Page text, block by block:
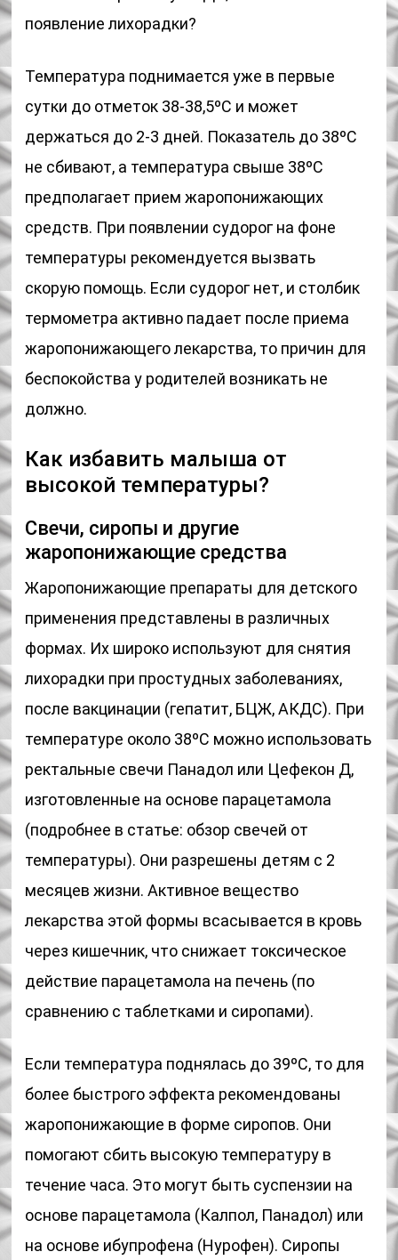
появление лихорадки?
Температура поднимается уже в первые
сутки до отметок 38-38,5ºС и может
держаться до 2-3 дней. Показатель до 38ºС
не сбивают, а температура свыше 38ºС
предполагает прием жаропонижающих
средств. При появлении судорог на фоне
температуры рекомендуется вызвать
скорую помощь. Если судорог нет, и столбик
термометра активно падает после приема
жаропонижающего лекарства, то причин для
беспокойства у родителей возникать не
должно.
Как избавить малыша от
высокой температуры?
Свечи, сиропы и другие
жаропонижающие средства
Жаропонижающие препараты для детского
применения представлены в различных
формах. Их широко используют для снятия
лихорадки при простудных заболеваниях,
после вакцинации (гепатит, БЦЖ, АКДС). При
температуре около 38ºС можно использовать
ректальные свечи Панадол или Цефекон Д,
изготовленные на основе парацетамола
(подробнее в статье: обзор свечей от
температуры). Они разрешены детям с 2
месяцев жизни. Активное вещество
лекарства этой формы всасывается в кровь
через кишечник, что снижает токсическое
действие парацетамола на печень (по
сравнению с таблетками и сиропами).
Если температура поднялась до 39ºС, то для
более быстрого эффекта рекомендованы
жаропонижающие в форме сиропов. Они
помогают сбить высокую температуру в
течение часа. Это могут быть суспензии на
основе парацетамола (Калпол, Панадол) или
на основе ибупрофена (Нурофен). Сиропы